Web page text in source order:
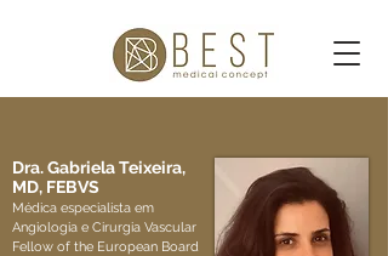
Dra. Gabriela Teixeira,
MD, FEBVS
Médica especialista em
Angiologia e Cirurgia Vascular
Fellow of the European Board